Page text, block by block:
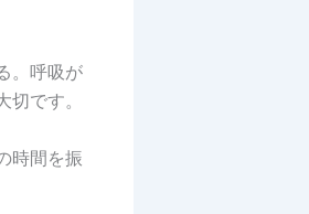
。呼吸が
です。
時間を振